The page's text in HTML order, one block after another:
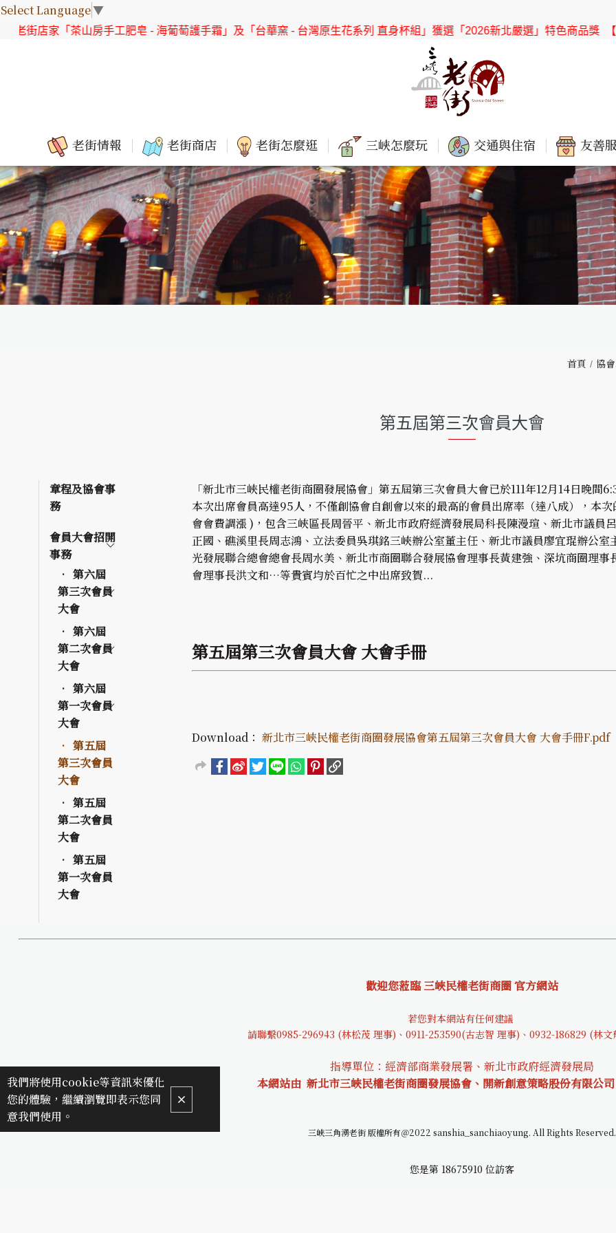
Select Language▼
店家「茶山房手工肥皂 - 海葡萄護手霜」及「台華窯 - 台灣原生花系列 直身杯組」獲選「2026新北嚴選」特色商品獎 【協會
老街情報 老街商店 老街怎麼逛 三峽怎麼玩 交通與住宿 友善
首頁 協
第五屆第三次會員大會
章程及協會事
務
會員大會招開
事務
第六屆
第三次會員
大會
第六屆
第二次會員
大會
第六屆
第一次會員
大會
第五屆
第三次會員
大會
第五屆
第二次會員
大會
第五屆
第一次會員
大會
「新北市三峽民權老街商圈發展協會」第五屆第三次會員大會已於111年12月14日晚間
本次出席會員高達95人，不僅創協會自創會以來的最高的會員出席率（達八成），本
會會費調漲 )，包含三峽區長周晉平、新北市政府經濟發展局科長陳漫瑄、新北市議員
正國、礁溪里長周志鴻、立法委員吳琪銘三峽辦公室董主任、新北市議員廖宜琨辦公
光發展聯合總會總會長周水美、新北市商圈聯合發展協會理事長黃建強、深坑商圈理
會理事長洪文和…等貴賓均於百忙之中出席致賀...
第五屆第三次會員大會 大會手冊
Download：新北市三峽民權老街商圈發展協會第五屆第三次會員大會 大會手冊F.pdf
歡迎您蒞臨 三峽民權老街商圈 官方網站
若您對本網站有任何建議
請聯繫0985-296943 (林松茂 理事)、0911-253590(古志智 理事)、0932-186829 (林文
指導單位：經濟部商業發展署、新北市政府經濟發展局
本網站由 新北市三峽民權老街商圈發展協會、開新創意策略股份有限公司
三峽三角湧老街 版權所有＠2022 sanshia_sanchiaoyung. All Rights Reserved.
您是第 18675910 位訪客
我們將使用cookie等資訊來優化
您的體驗，繼續瀏覽即表示您同
意我們使用。